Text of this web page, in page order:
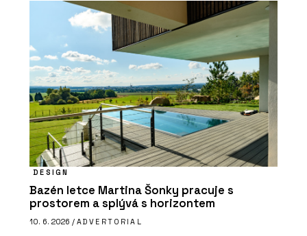
DESIGN
Bazén letce Martina Šonky pracuje s
prostorem a splývá s horizontem
10. 6. 2026 / ADVERTORIAL